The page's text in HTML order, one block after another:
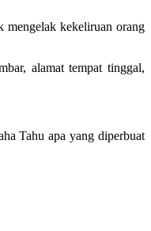
mengelak kekeliruan orang
alamat tempat tinggal,
Tahu apa yang diperbuat